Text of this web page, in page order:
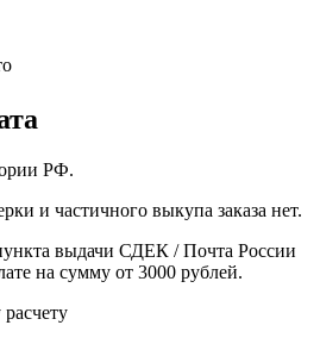
РФ.
и частичного выкупа заказа нет.
выдачи СДЕК / Почта России
на сумму от 3000 рублей.